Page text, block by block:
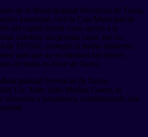
de la Municipalidad Provincial de Tacna,
municipal, creó la Caja Municipal de
del capital inicial como apoyo a la
construir sus propias casas, fue co-
de ZOTAC, protegió el medio ambiente,
para que no se eliminen los relaves
acciones en favor de Tacna.
Provincial de Tacna,
Lic. Adm. Julio Medina Castro, lo
visionaria y propulsora, contribuyendo con